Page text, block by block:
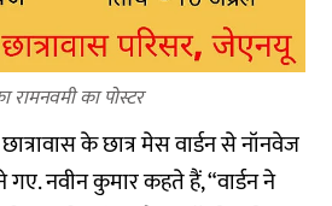
रामनवमी का पोस्टर
के छात्र मेस वार्डन से नॉनवेज
नवीन कुमार कहते हैं, “वार्डन ने